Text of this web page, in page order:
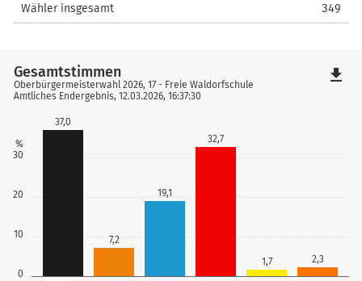
Wähler insgesamt 349
0
10
20
30
%
37,0
7,2
19,1
32,7
1,7 2,3
Gesamtstimmen
Oberbürgermeisterwahl 2026, 17 - Freie Waldorfschule
Amtliches Endergebnis, 12.03.2026, 16:37:30
file_download